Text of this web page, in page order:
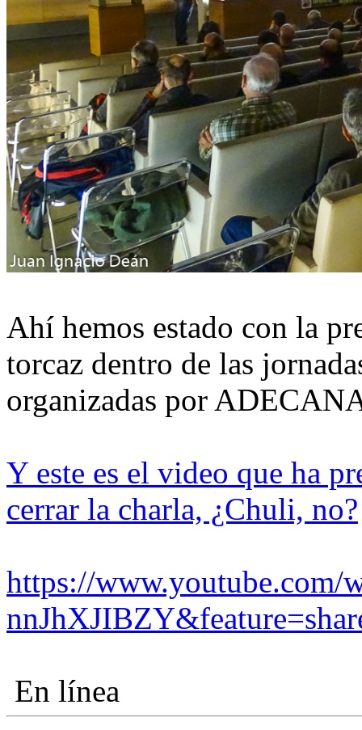
Ahí hemos estado con la
torcaz dentro de las
organizadas por
Y este es el video que ha
cerrar la charla, ¿Chuli, no?
https://www.youtube.com/
En línea